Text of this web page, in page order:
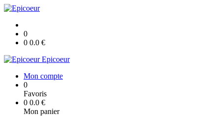
0
0 0.0 €
Epicoeur
Mon compte
0
Favoris
0 0.0 €
Mon panier